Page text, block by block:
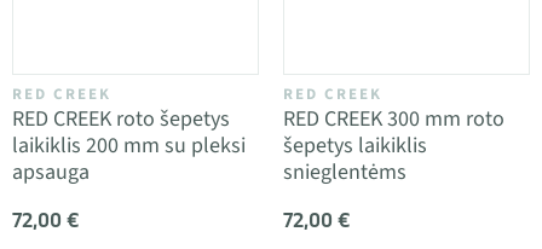
RED CREEK
RED CREEK roto šepetys
laikiklis 200 mm su pleksi
apsauga
72,00 €
RED CREEK
RED CREEK 300 mm roto
šepetys laikiklis
snieglentėms
72,00 €